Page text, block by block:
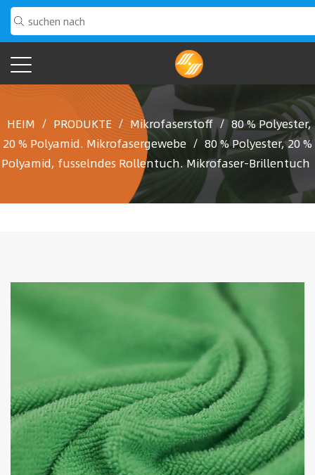
HEIM / PRODUKTE / Mikrofaserstoff / 80 % Polyester,
20 % Polyamid. Mikrofasergewebe / 80 % Polyester, 20 %
Polyamid, fusselndes Rollentuch. Mikrofaser-Brillentuch